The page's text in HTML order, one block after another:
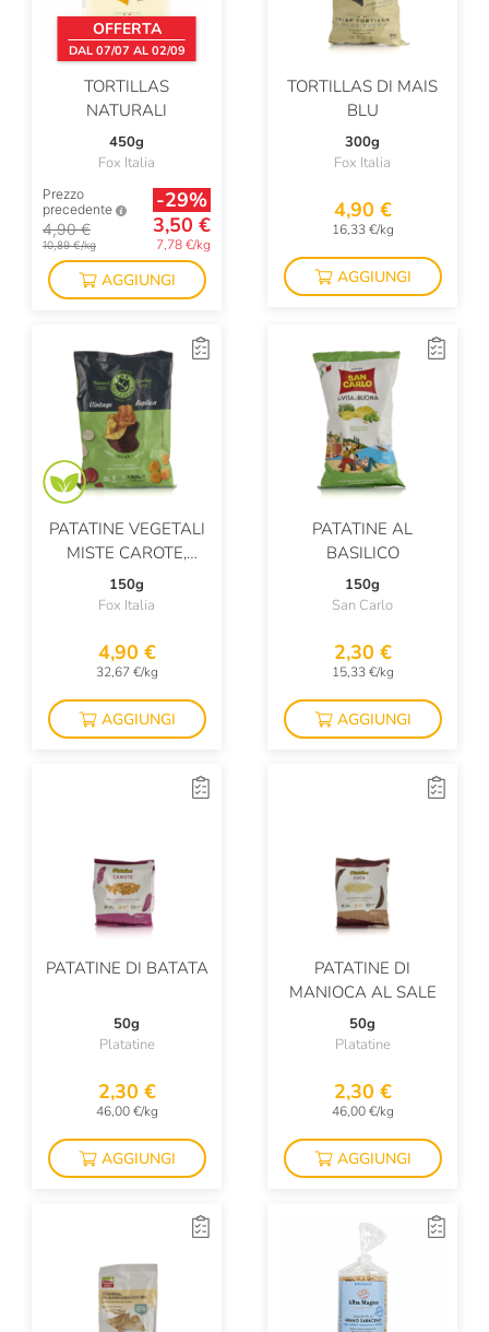
OFFERTA
DAL 07/07 AL 02/09
TORTILLAS
NATURALI
450g
Fox Italia
Prezzo
precedente
4,90 €
10,89 €/kg
-29%
3,50 €
7,78 €/kg
AGGIUNGI
TORTILLAS DI MAIS
BLU
300g
Fox Italia
4,90 €
16,33 €/kg
AGGIUNGI
PATATINE VEGETALI
MISTE CAROTE,
BARBABIETOLA,
PASTINACA
150g
Fox Italia
4,90 €
32,67 €/kg
AGGIUNGI
PATATINE AL
BASILICO
150g
San Carlo
2,30 €
15,33 €/kg
AGGIUNGI
PATATINE DI BATATA
50g
Platatine
2,30 €
46,00 €/kg
AGGIUNGI
PATATINE DI
MANIOCA AL SALE
50g
Platatine
2,30 €
46,00 €/kg
AGGIUNGI